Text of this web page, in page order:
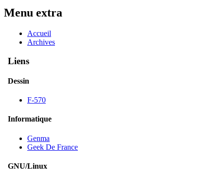
Menu extra
Accueil
Archives
Liens
Dessin
F-570
Informatique
Genma
Geek De France
GNU/Linux